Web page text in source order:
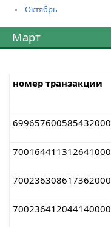
Октябрь
Март
номер транзакции
699657600585432000
700164411312641000
700236308617362000
700236412044140000